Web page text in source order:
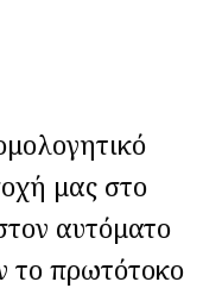
μας στο
αυτόματο
το πρωτότοκο